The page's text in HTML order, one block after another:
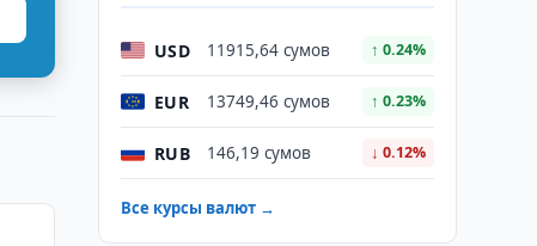
USD 11915,64 сумов ↑ 0.24%
EUR 13749,46 сумов ↑ 0.23%
RUB 146,19 сумов ↓ 0.12%
Все курсы валют →